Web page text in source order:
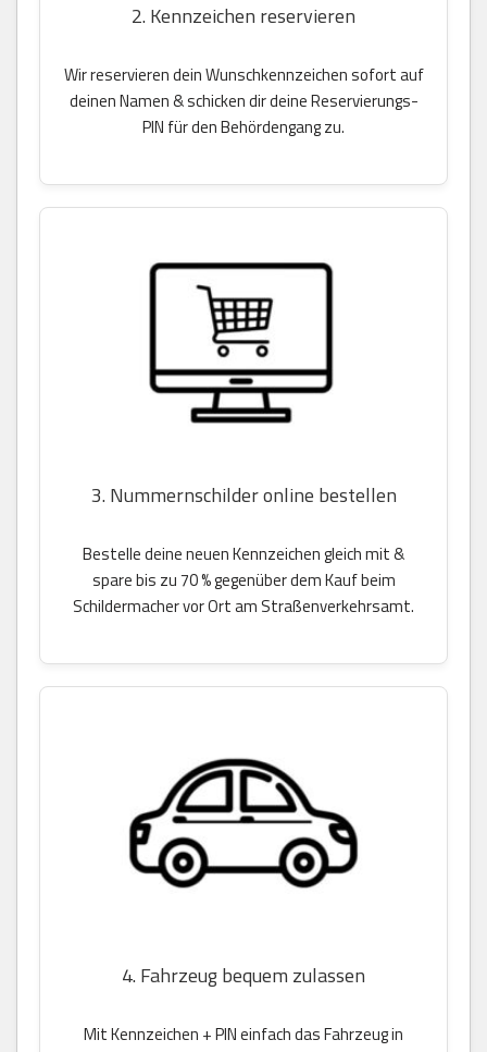
2. Kennzeichen reservieren
Wir reservieren dein Wunschkennzeichen sofort auf
deinen Namen & schicken dir deine Reservierungs-
PIN für den Behördengang zu.
3. Nummernschilder online bestellen
Bestelle deine neuen Kennzeichen gleich mit &
spare bis zu 70 % gegenüber dem Kauf beim
Schildermacher vor Ort am Straßenverkehrsamt.
4. Fahrzeug bequem zulassen
Mit Kennzeichen + PIN einfach das Fahrzeug in